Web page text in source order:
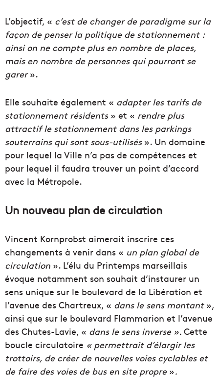
L’objectif, « c’est de changer de paradigme sur la
façon de penser la politique de stationnement :
ainsi on ne compte plus en nombre de places,
mais en nombre de personnes qui pourront se
garer».
Elle souhaite également « adapter les tarifs de
stationnement résidents» et « rendre plus
attractif le stationnement dans les parkings
souterrains qui sont sous-utilisés». Un domaine
pour lequel la Ville n’a pas de compétences et
pour lequel il faudra trouver un point d’accord
avec la Métropole.
Un nouveau plan de circulation
Vincent Kornprobst aimerait inscrire ces
changements à venir dans « un plan global de
circulation ». L’élu du Printemps marseillais
évoque notamment son souhait d’instaurer un
sens unique sur le boulevard de la Libération et
l’avenue des Chartreux, « dans le sens montant»,
ainsi que sur le boulevard Flammarion et l’avenue
des Chutes-Lavie, « dans le sens inverse ». Cette
boucle circulatoire « permettrait d’élargir les
trottoirs, de créer de nouvelles voies cyclables et
de faire des voies de bus en site propre ».